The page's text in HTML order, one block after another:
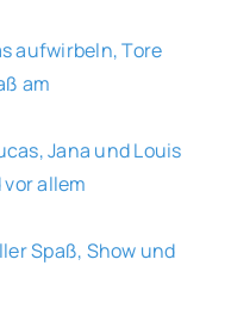
aufwirbeln, Tore
am
Jana und Louis
allem
Spaß, Show und